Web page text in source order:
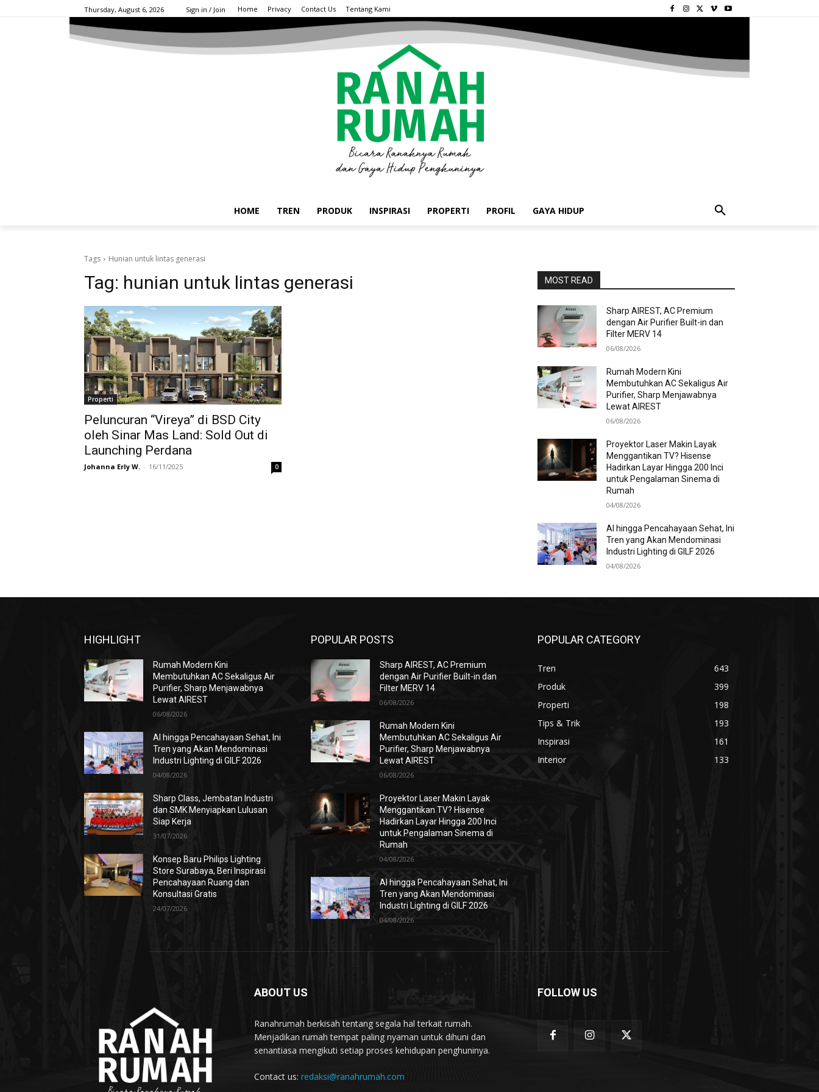
Thursday, August 6, 2026 Sign in / Join Home Privacy Contact Us Tentang Kami
HOME TREN PRODUK INSPIRASI PROPERTI PROFIL GAYA HIDUP
Tags Hunian untuk lintas generasi
Tag: hunian untuk lintas generasi
Properti
Peluncuran “Vireya” di BSD City
oleh Sinar Mas Land: Sold Out di
Launching Perdana
Johanna Erly W. - 16/11/2025 0
MOST READ
Sharp AIREST, AC Premium
dengan Air Purifier Built-in dan
Filter MERV 14
06/08/2026
Rumah Modern Kini
Membutuhkan AC Sekaligus Air
Purifier, Sharp Menjawabnya
Lewat AIREST
06/08/2026
Proyektor Laser Makin Layak
Menggantikan TV? Hisense
Hadirkan Layar Hingga 200 Inci
untuk Pengalaman Sinema di
Rumah
04/08/2026
AI hingga Pencahayaan Sehat, Ini
Tren yang Akan Mendominasi
Industri Lighting di GILF 2026
04/08/2026
HIGHLIGHT
Rumah Modern Kini
Membutuhkan AC Sekaligus Air
Purifier, Sharp Menjawabnya
Lewat AIREST
06/08/2026
AI hingga Pencahayaan Sehat, Ini
Tren yang Akan Mendominasi
Industri Lighting di GILF 2026
04/08/2026
Sharp Class, Jembatan Industri
dan SMK Menyiapkan Lulusan
Siap Kerja
31/07/2026
Konsep Baru Philips Lighting
Store Surabaya, Beri Inspirasi
Pencahayaan Ruang dan
Konsultasi Gratis
24/07/2026
POPULAR POSTS
Sharp AIREST, AC Premium
dengan Air Purifier Built-in dan
Filter MERV 14
06/08/2026
Rumah Modern Kini
Membutuhkan AC Sekaligus Air
Purifier, Sharp Menjawabnya
Lewat AIREST
06/08/2026
Proyektor Laser Makin Layak
Menggantikan TV? Hisense
Hadirkan Layar Hingga 200 Inci
untuk Pengalaman Sinema di
Rumah
04/08/2026
AI hingga Pencahayaan Sehat, Ini
Tren yang Akan Mendominasi
Industri Lighting di GILF 2026
04/08/2026
POPULAR CATEGORY
Tren
643
Produk
399
Properti
198
Tips & Trik
193
Inspirasi
161
Interior
133
ABOUT US
Ranahrumah berkisah tentang segala hal terkait rumah.
Menjadikan rumah tempat paling nyaman untuk dihuni dan
senantiasa mengikuti setiap proses kehidupan penghuninya.
Contact us: redaksi@ranahrumah.com
FOLLOW US